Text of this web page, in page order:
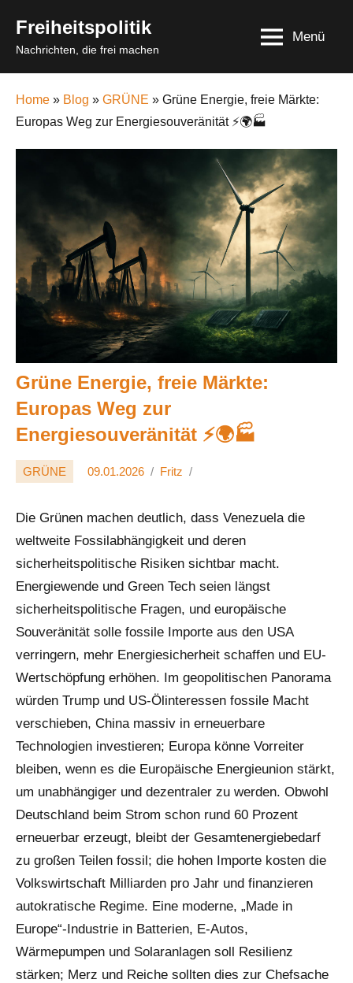
content
Freiheitspolitik
Nachrichten, die frei machen
Menü
Home » Blog » GRÜNE » Grüne Energie, freie Märkte:
Europas Weg zur Energiesouveränität ⚡️🌍🏭
Grüne Energie, freie Märkte:
Europas Weg zur
Energiesouveränität ⚡️🌍🏭
GRÜNE 09.01.2026 Fritz
Die Grünen machen deutlich, dass Venezuela die
weltweite Fossilabhängigkeit und deren
sicherheitspolitische Risiken sichtbar macht.
Energiewende und Green Tech seien längst
sicherheitspolitische Fragen, und europäische
Souveränität solle fossile Importe aus den USA
verringern, mehr Energiesicherheit schaffen und EU-
Wertschöpfung erhöhen. Im geopolitischen Panorama
würden Trump und US-Ölinteressen fossile Macht
verschieben, China massiv in erneuerbare
Technologien investieren; Europa könne Vorreiter
bleiben, wenn es die Europäische Energieunion stärkt,
um unabhängiger und dezentraler zu werden. Obwohl
Deutschland beim Strom schon rund 60 Prozent
erneuerbar erzeugt, bleibt der Gesamtenergiebedarf
zu großen Teilen fossil; die hohen Importe kosten die
Volkswirtschaft Milliarden pro Jahr und finanzieren
autokratische Regime. Eine moderne, „Made in
Europe“-Industrie in Batterien, E-Autos,
Wärmepumpen und Solaranlagen soll Resilienz
stärken; Merz und Reiche sollten dies zur Chefsache